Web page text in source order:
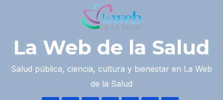
La Web de la Salud
Salud pública, ciencia, cultura y bienestar en La Web
de la Salud